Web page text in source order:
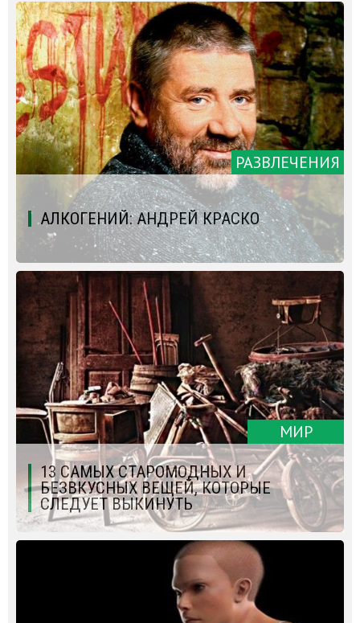
РАЗВЛЕЧЕНИЯ
АЛКОГЕНИЙ: АНДРЕЙ КРАСКО
МИР
13 САМЫХ СТАРОМОДНЫХ И
БЕЗВКУСНЫХ ВЕЩЕЙ, КОТОРЫЕ
СЛЕДУЕТ ВЫКИНУТЬ